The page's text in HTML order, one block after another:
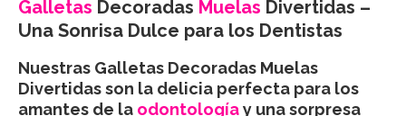
Galletas Decoradas Muelas Divertidas –
Una Sonrisa Dulce para los Dentistas
Nuestras Galletas Decoradas Muelas
Divertidas son la delicia perfecta para los
amantes de la odontologíay una sorpresa